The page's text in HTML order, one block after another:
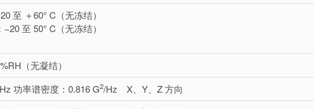
至 ＋60° C（无冻结）
至 50° C（无冻结）
（无凝结）
功率谱密度：0.816 G2/Hz X、Y、Z 方向